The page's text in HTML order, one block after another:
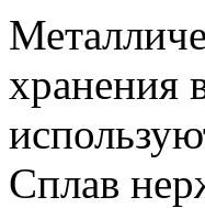
хранения
Сплав